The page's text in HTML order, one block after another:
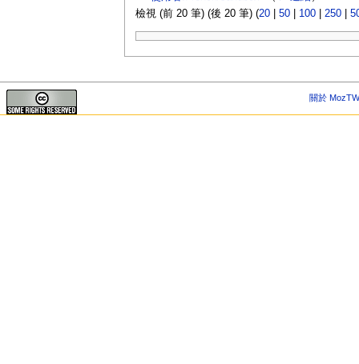
檢視 (前 20 筆) (後 20 筆) (20| 50| 100| 250|
關於